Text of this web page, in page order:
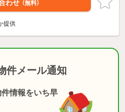
わせ （無料）
提供
件メール通知
情報をいち早